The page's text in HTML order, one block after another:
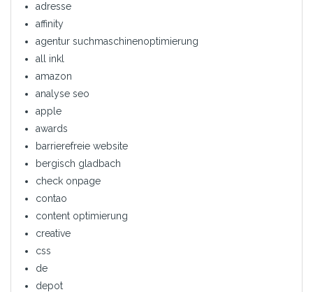
adresse
affinity
agentur suchmaschinenoptimierung
all inkl
amazon
analyse seo
apple
awards
barrierefreie website
bergisch gladbach
check onpage
contao
content optimierung
creative
css
de
depot